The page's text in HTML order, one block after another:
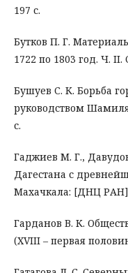
197 с.
Бутков П. Г.
1722 по 1803 год. Ч. II.
Бушуев С. К. Борьба
руководством
с.
Гаджиев М. Г.,
Дагестана с
Махачкала: [ДНЦ РАН],
Гарданов В. К.
(XVIII – первая